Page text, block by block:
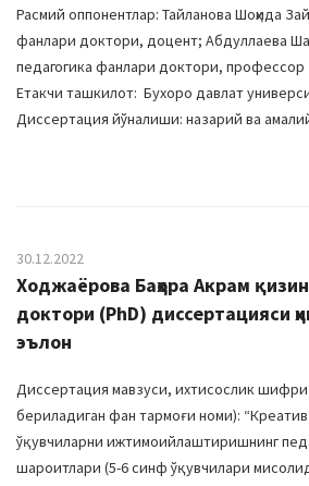
Расмий оппонентлар: Тайланова Шоҳида
фанлари доктори, доцент; Абдуллаева
педагогика фанлари доктори, профессор
Етакчи ташкилот: Бухоро давлат
Диссертация йўналиши: назарий ва амалий
30.12.2022
Ходжаёрова Баҳора Акрам
доктори (PhD) диссертацияси
эълон
Диссертация мавзуси, ихтисослик
бериладиган фан тармоғи номи):
ўқувчиларни ижтимоийлаштиришнинг
шароитлари (5-6 синф ўқувчилари